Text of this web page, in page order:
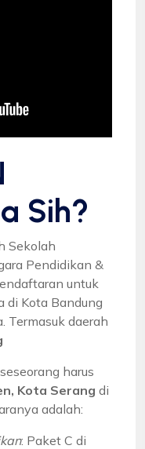
Sih?
Sekolah
Pendidikan &
untuk
di Kota Bandung
Termasuk daerah
harus
Kota Serang di
adalah:
: Paket C di